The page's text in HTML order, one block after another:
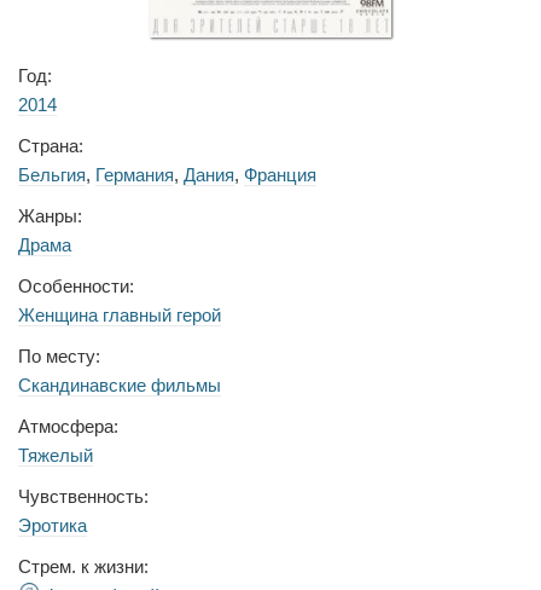
Год:
2014
Страна:
Бельгия, Германия, Дания, Франция
Жанры:
Драма
Особенности:
Женщина главный герой
По месту:
Скандинавские фильмы
Атмосфера:
Тяжелый
Чувственность:
Эротика
Стрем. к жизни: